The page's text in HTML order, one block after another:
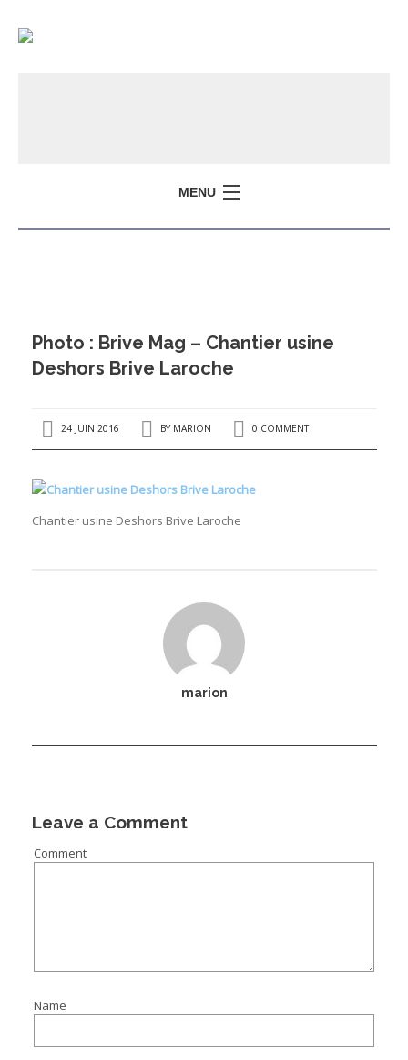
MENU
Photo : Brive Mag – Chantier usine
Deshors Brive Laroche
24 JUIN 2016 BY MARION 0 COMMENT
Chantier usine Deshors Brive Laroche
marion
Leave a Comment
Comment
Name